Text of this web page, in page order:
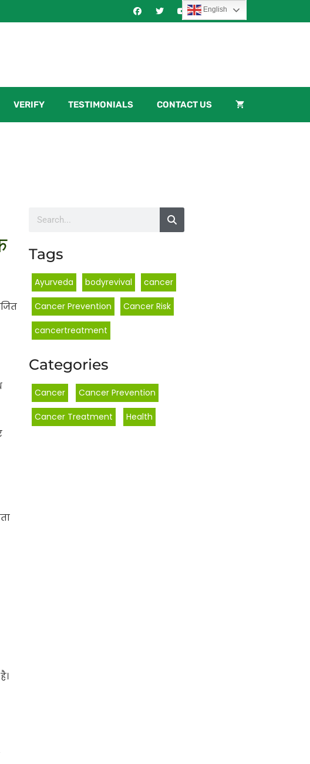
VERIFY TESTIMONIALS CONTACT US
Tags
Ayurveda bodyrevival cancer
Cancer Prevention Cancer Risk
cancertreatment
Categories
Cancer Cancer Prevention
Cancer Treatment Health
English